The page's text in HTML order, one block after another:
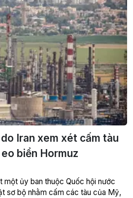
Iran xem xét cấm tàu
biển Hormuz
một ủy ban thuộc Quốc hội nước
sơ bộ nhằm cấm các tàu của Mỹ,